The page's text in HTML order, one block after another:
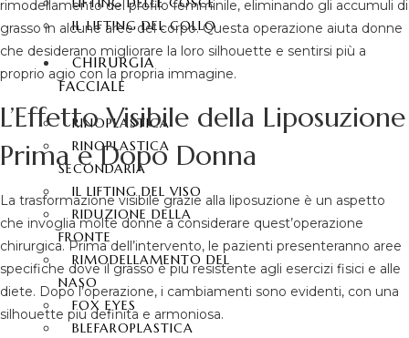
IL LIFTING DEL COLLO
CHIRURGIA
FACCIALE
RINOPLASTICA
RINOPLASTICA
SECONDARIA
IL LIFTING DEL VISO
RIDUZIONE DELLA
FRONTE
RIMODELLAMENTO DEL
NASO
FOX EYES
BLEFAROPLASTICA
rimodellamento del profilo femminile, eliminando gli accumuli di
grasso in alcune aree del corpo. Questa operazione aiuta donne
che desiderano migliorare la loro silhouette e sentirsi più a
proprio agio con la propria immagine.
L’Effetto Visibile della Liposuzione
Prima e Dopo Donna
La trasformazione visibile grazie alla liposuzione è un aspetto
che invoglia molte donne a considerare quest’operazione
chirurgica. Prima dell’intervento, le pazienti presenteranno aree
specifiche dove il grasso è più resistente agli esercizi fisici e alle
diete. Dopo l’operazione, i cambiamenti sono evidenti, con una
silhouette più definita e armoniosa.